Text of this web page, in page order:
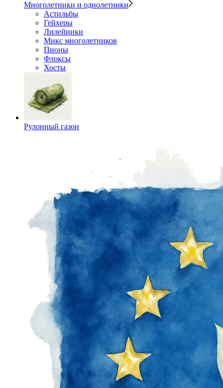
Многолетники и однолетники
Астильбы
Гейхеры
Лилейники
Микс многолетников
Пионы
Флоксы
Хосты
Рулонный газон